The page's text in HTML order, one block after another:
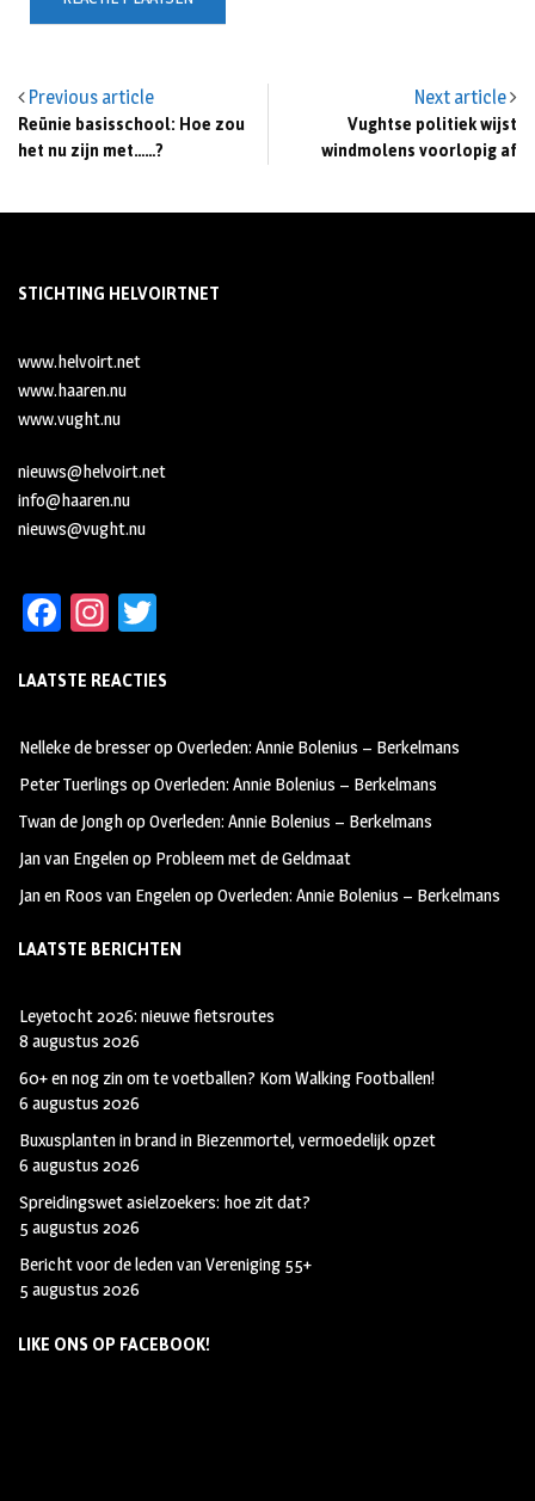
Previous article
Reünie basisschool: Hoe zou
het nu zijn met……?
Next article
Vughtse politiek wijst
windmolens voorlopig af
STICHTING HELVOIRTNET
www.helvoirt.net
www.haaren.nu
www.vught.nu
nieuws@helvoirt.net
info@haaren.nu
nieuws@vught.nu
Fa
b
oo
k
In
ag
m
tt
LAATSTE REACTIES
Nelleke de bresseropOverleden: Annie Bolenius – Berkelmans
Peter Tuerlings opOverleden: Annie Bolenius – Berkelmans
Twan de JonghopOverleden: Annie Bolenius – Berkelmans
Jan van Engelenop Probleem met de Geldmaat
Jan en Roos van EngelenopOverleden: Annie Bolenius – Berkelmans
LAATSTE BERICHTEN
Leyetocht 2026: nieuwe fietsroutes
8 augustus 2026
60+ en nog zin om te voetballen? Kom Walking Footballen!
6 augustus 2026
Buxusplanten in brand in Biezenmortel, vermoedelijk opzet
6 augustus 2026
Spreidingswet asielzoekers: hoe zit dat?
5 augustus 2026
Bericht voor de leden van Vereniging 55+
5 augustus 2026
LIKE ONS OP FACEBOOK!